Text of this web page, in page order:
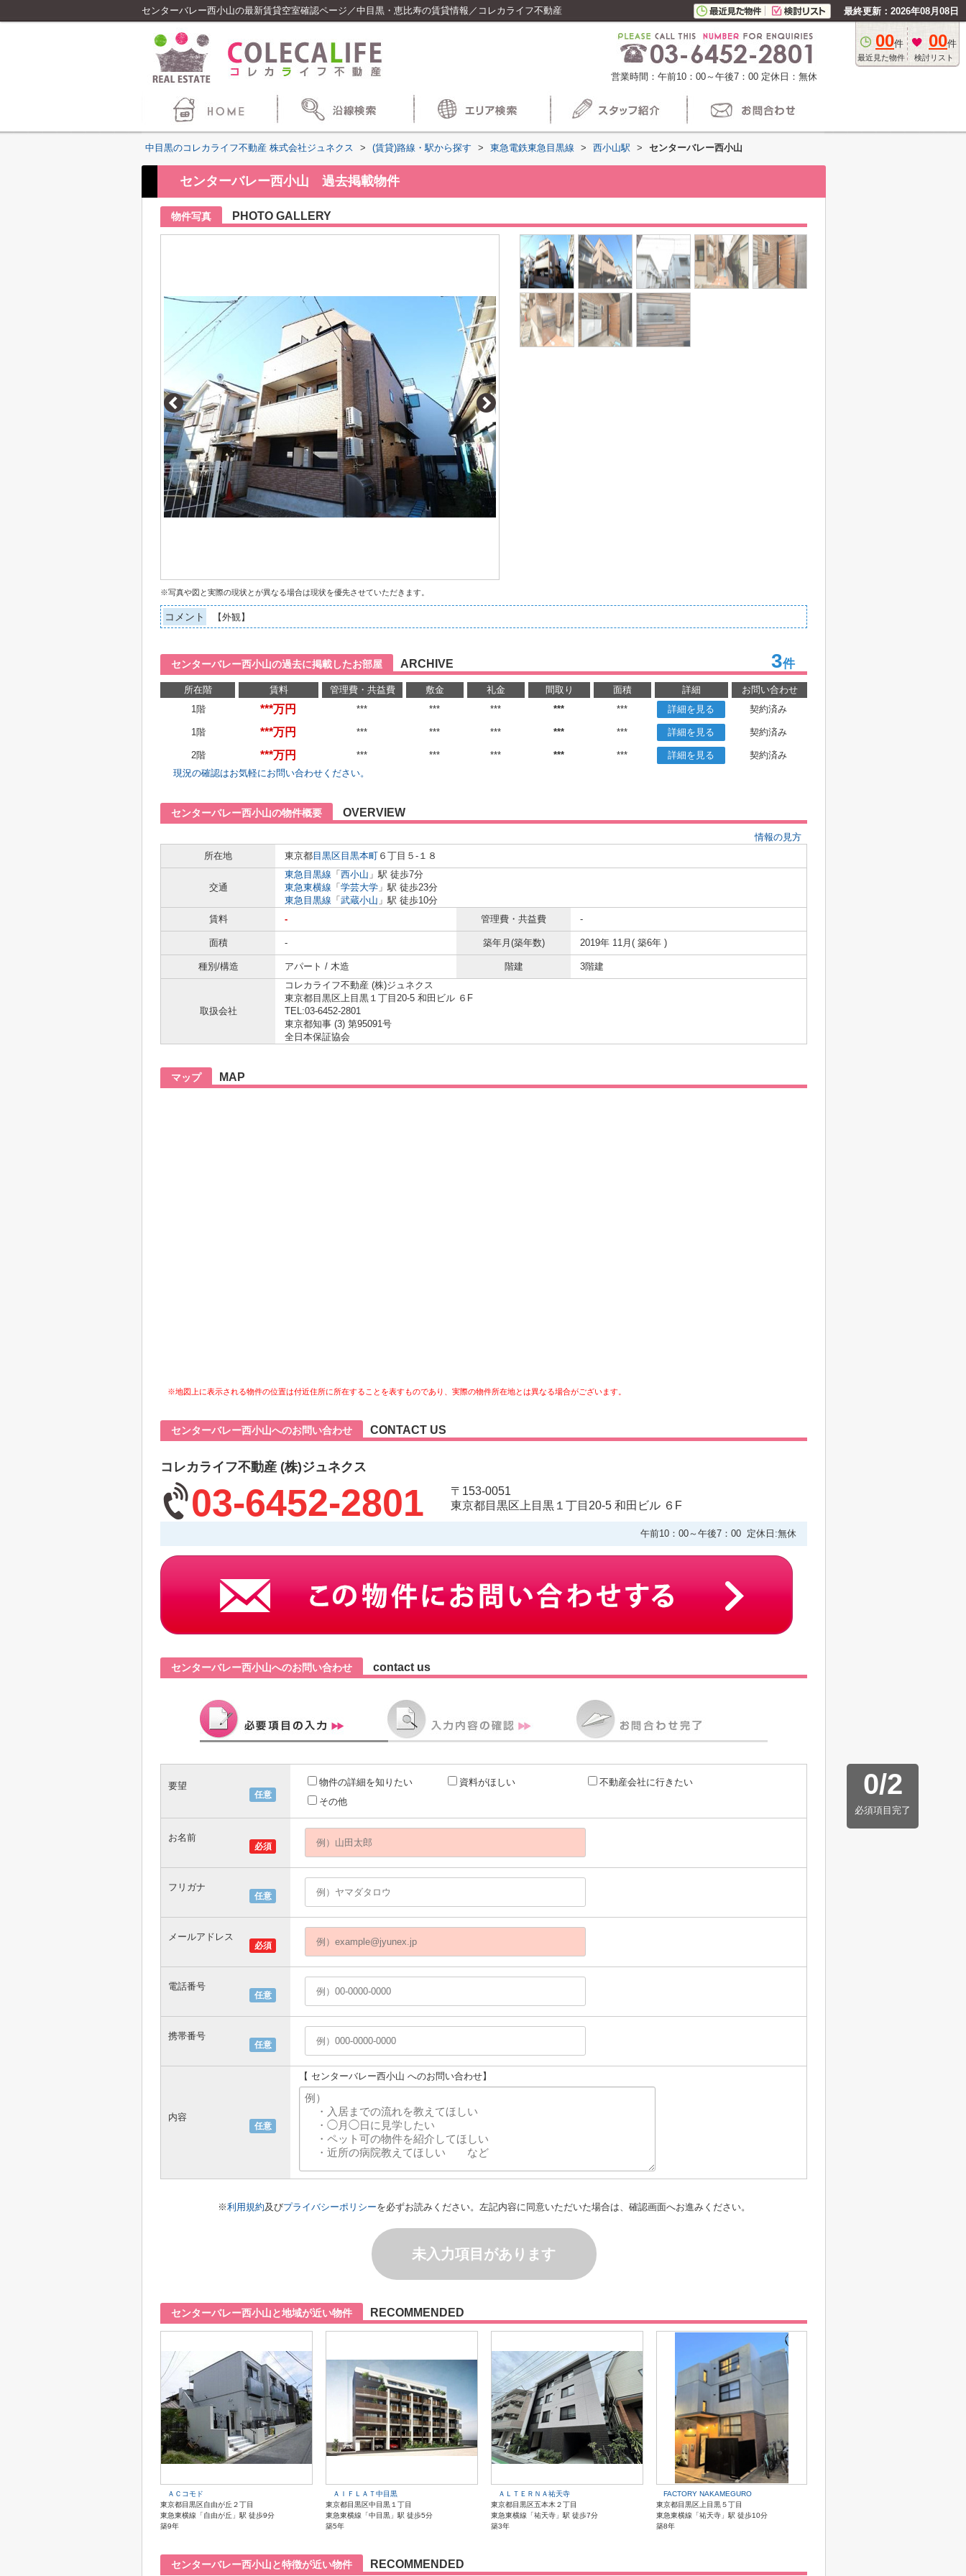
センターバレー西小山の最新賃貸空室確認ページ／中目黒・恵比寿の賃貸情報／コレカライフ不動産 最終更新：2026年08月08日
00件
最近見た物件
00件
検討リスト
営業時間：午前10：00～午後7：00 定休日：無休
中目黒のコレカライフ不動産 株式会社ジュネクス > (賃貸)路線・駅から探す > 東急電鉄東急目黒線 > 西小山駅 > センターバレー西小山
センターバレー西小山 過去掲載物件
物件写真 PHOTO GALLERY
※写真や図と実際の現状とが異なる場合は現状を優先させていただきます。
コメント 【外観】
センターバレー西小山の過去に掲載したお部屋 ARCHIVE 3件
所在階 賃料 管理費・共益費 敷金 礼金 間取り 面積 詳細
お問い合わせ
1階
***万円 *** *** *** *** *** 詳細を見る 契約済み
1階 ***万円 *** *** *** *** *** 詳細を見る 契約済み
2階 ***万円 *** *** *** *** *** 詳細を見る
契約済み
現況の確認はお気軽にお問い合わせください。
センターバレー西小山の物件概要 OVERVIEW
情報の見方
所在地
東京都目黒区目黒本町 ６丁目５-１８
交通
東急目黒線 「 西小山 」駅 徒歩7分
東急東横線 「 学芸大学 」駅 徒歩23分
東急目黒線 「 武蔵小山 」駅 徒歩10分
賃料
- 管理費・共益費 -
面積 - 築年月(築年数) 2019年 11月( 築6年 )
種別/構造 アパート / 木造 階建 3階建
取扱会社
コレカライフ不動産 (株)ジュネクス
東京都目黒区上目黒１丁目20-5 和田ビル ６F
TEL:03-6452-2801
東京都知事 (3) 第95091号
全日本保証協会
マップ MAP
※地図上に表示される物件の位置は付近住所に所在することを表すものであり、実際の物件所在地とは異なる場合がございます。
センターバレー西小山へのお問い合わせ CONTACT US
コレカライフ不動産 (株)ジュネクス
03-6452-2801
〒153-0051
東京都目黒区上目黒１丁目20-5 和田ビル ６F
午前10：00～午後7：00 定休日:無休
センターバレー西小山へのお問い合わせ contact us
0/2
必須項目完了
任意
要望 物件の詳細を知りたい 資料がほしい
不動産会社に行きたい
その他
必須
お名前
任意
フリガナ
必須
メールアドレス
任意
電話番号
任意
携帯番号
任意
内容
【 センターバレー西小山 へのお問い合わせ】
※利用規約及びプライバシーポリシーを必ずお読みください。左記内容に同意いただいた場合は、確認画面へお進みください。
未入力項目があります
センターバレー西小山と地域が近い物件 RECOMMENDED
ＡＣコモド
東京都目黒区自由が丘２丁目
東急東横線「自由が丘」駅 徒歩9分
築9年
ＡＩＦＬＡＴ中目黒
東京都目黒区中目黒１丁目
東急東横線「中目黒」駅 徒歩5分
築5年
ＡＬＴＥＲＮＡ祐天寺
東京都目黒区五本木２丁目
東急東横線「祐天寺」駅 徒歩7分
築3年
FACTORY NAKAMEGURO
東京都目黒区上目黒５丁目
東急東横線「祐天寺」駅 徒歩10分
築8年
センターバレー西小山と特徴が近い物件 RECOMMENDED